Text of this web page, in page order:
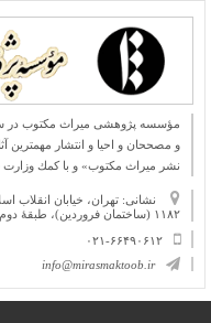
و مصححان و احیا و انتشار مهمترین
نشر میراث مكتوب» و با كمك
نشانی: تهران، خیابان انقلاب
۱۱۸۲ (ساختمان فروردین)، طبقۀ دوم
۰۲۱-۶۶۴۹۰۶۱۲
info@mirasmaktoob.ir